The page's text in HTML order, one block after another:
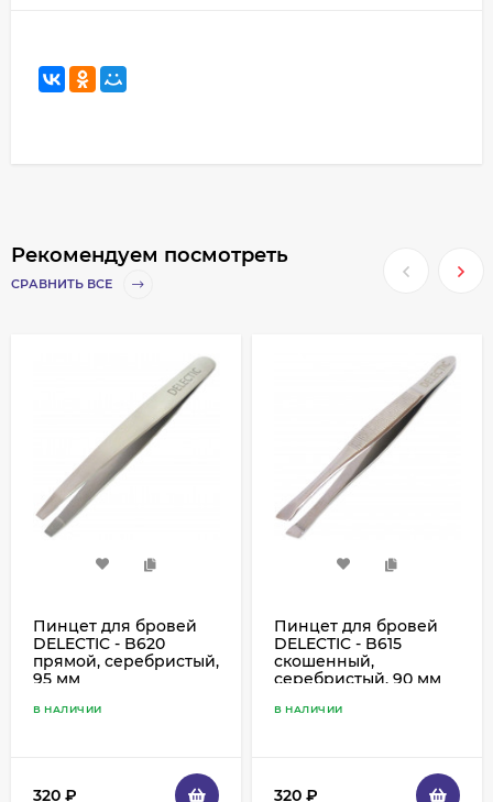
Рекомендуем посмотреть
СРАВНИТЬ ВСЕ
Пинцет для бровей
DELECTIC - B620
прямой, серебристый,
95 мм
В НАЛИЧИИ
320 ₽
Пинцет для бровей
DELECTIC - B615
скошенный,
серебристый, 90 мм
В НАЛИЧИИ
320 ₽